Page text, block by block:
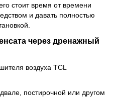
стоит время от времени
и давать полностью
через дренажный
постирочной или другом